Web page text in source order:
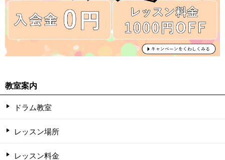
教室案内
ドラム教室
レッスン場所
レッスン料金